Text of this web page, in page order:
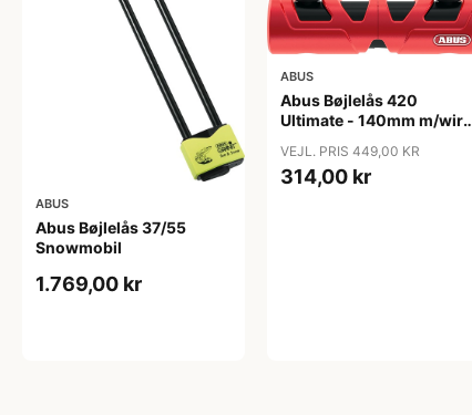
ABUS
Abus Bøjlelås 37/55
Snowmobil
1.769,00 kr
ABUS
Abus Bøjlelås 420
Ultimate - 140mm m/wire
VEJL. PRIS 449,00 KR
314,00 kr